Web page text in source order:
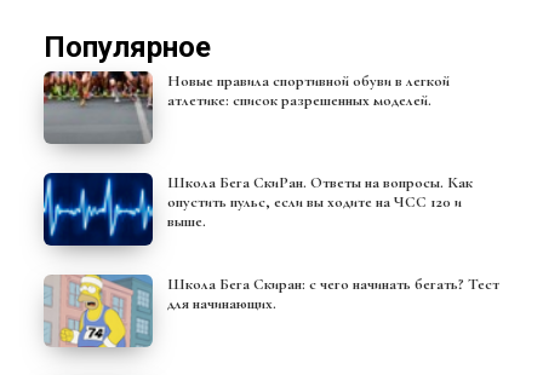
Популярное
Новые правила спортивной обуви в легкой
атлетике: список разрешенных моделей.
Школа Бега СкиРан. Ответы на вопросы. Как
опустить пульс, если вы ходите на ЧСС 120 и
выше.
Школа Бега Скиран: с чего начинать бегать? Тест
для начинающих.